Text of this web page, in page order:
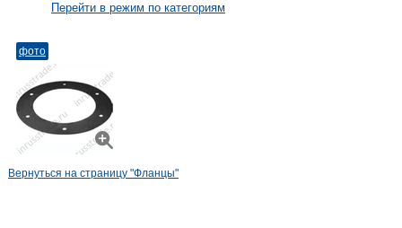
Перейти в режим по категориям
фото
Вернуться на страницу "Фланцы"